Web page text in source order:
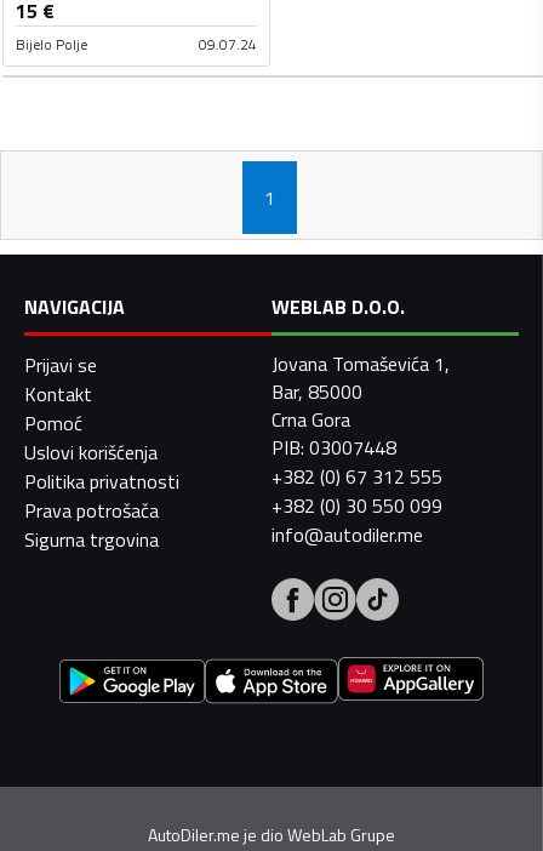
15 €
Bijelo Polje 09.07.24
1
NAVIGACIJA
Prijavi se
Kontakt
Pomoć
Uslovi korišćenja
Politika privatnosti
Prava potrošača
Sigurna trgovina
WEBLAB D.O.O.
Jovana Tomaševića 1,
Bar, 85000
Crna Gora
PIB: 03007448
+382 (0) 67 312 555
+382 (0) 30 550 099
info@autodiler.me
AutoDiler.me je dioWebLab Grupe